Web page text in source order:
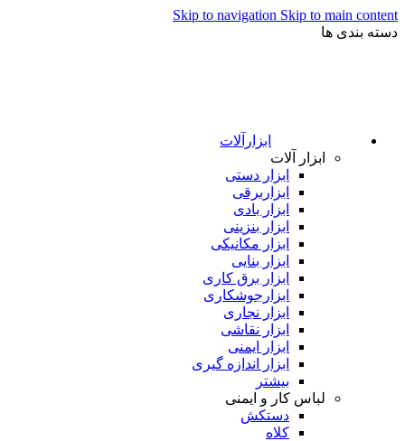
Skip to navigation Skip to main content
دسته بندی ها
ابزارآلات
ابزار آلات
ابزار دستی
ابزاربرقی
ابزار بادی
ابزار بنزینی
ابزار مکانیکی
ابزار بنایی
ابزار برق کاری
ابزارجوشکاری
ابزار نجاری
ابزار نقاشی
ابزار ایمنی
ابزار اندازه گیری
بیشتر
لباس کار و ایمنی
دستکش
کلاه